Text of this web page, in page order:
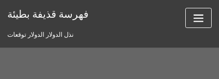
فهرسة قذيفة بطيئة
نذل الدولار الدولار توقعات